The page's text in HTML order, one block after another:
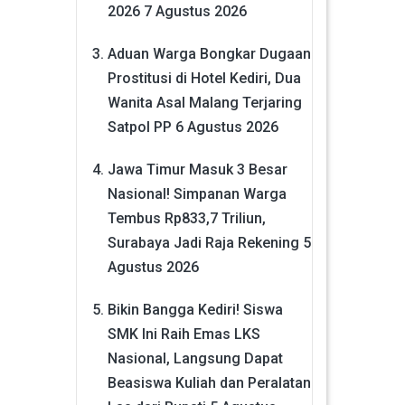
2026 7 Agustus 2026
Aduan Warga Bongkar Dugaan
Prostitusi di Hotel Kediri, Dua
Wanita Asal Malang Terjaring
Satpol PP 6 Agustus 2026
Jawa Timur Masuk 3 Besar
Nasional! Simpanan Warga
Tembus Rp833,7 Triliun,
Surabaya Jadi Raja Rekening 5
Agustus 2026
Bikin Bangga Kediri! Siswa
SMK Ini Raih Emas LKS
Nasional, Langsung Dapat
Beasiswa Kuliah dan Peralatan